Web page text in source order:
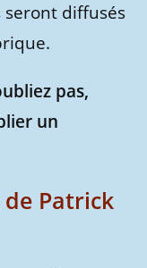
seront diffusés
pas,
un
Patrick